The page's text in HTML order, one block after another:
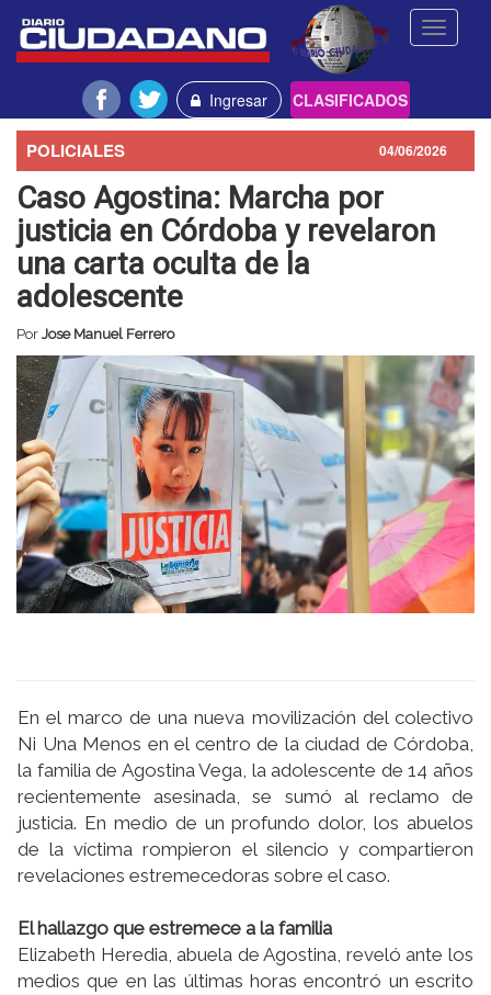
Toggle
Ingresar CLASIFICADOS
POLICIALES 04/06/2026
Caso Agostina: Marcha por
justicia en Córdoba y revelaron
una carta oculta de la
adolescente
Por Jose Manuel Ferrero
En el marco de una nueva movilización del colectivo
Ni Una Menos en el centro de la ciudad de Córdoba,
la familia de Agostina Vega, la adolescente de 14 años
recientemente asesinada, se sumó al reclamo de
justicia. En medio de un profundo dolor, los abuelos
de la víctima rompieron el silencio y compartieron
revelaciones estremecedoras sobre el caso.
El hallazgo que estremece a la familia
Elizabeth Heredia, abuela de Agostina, reveló ante los
medios que en las últimas horas encontró un escrito